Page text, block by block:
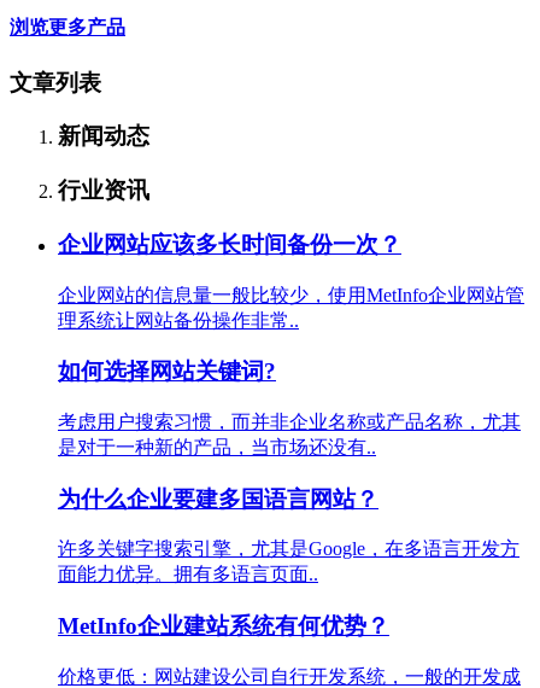
浏览更多产品
文章列表
新闻动态
行业资讯
企业网站应该多长时间备份一次？
企业网站的信息量一般比较少，使用MetInfo企业网站管
理系统让网站备份操作非常..
如何选择网站关键词?
考虑用户搜索习惯，而并非企业名称或产品名称，尤其
是对于一种新的产品，当市场还没有..
为什么企业要建多国语言网站？
许多关键字搜索引擎，尤其是Google，在多语言开发方
面能力优异。拥有多语言页面..
MetInfo企业建站系统有何优势？
价格更低：网站建设公司自行开发系统，一般的开发成